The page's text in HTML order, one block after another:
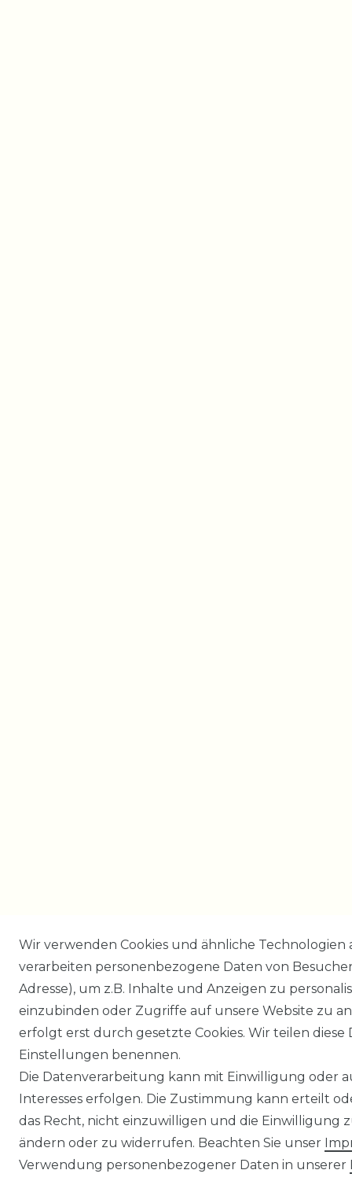
Wir verwenden Cookies und ähnliche
verarbeiten personenbezogene Daten von
Adresse), um z.B. Inhalte und Anzeigen zu
einzubinden oder Zugriffe auf unsere Website zu
erfolgt erst durch gesetzte Cookies. Wir teilen
Einstellungen benennen.
Die Datenverarbeitung kann mit Einwilligung oder
Interesses erfolgen. Die Zustimmung kann erteilt
das Recht, nicht einzuwilligen und die Einwilligung
ändern oder zu widerrufen. Beachten Sie unser
Verwendung personenbezogener Daten in unserer